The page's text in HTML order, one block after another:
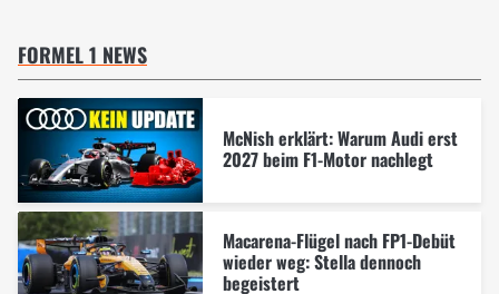
FORMEL 1 NEWS
McNish erklärt: Warum Audi erst
2027 beim F1-Motor nachlegt
Macarena-Flügel nach FP1-Debüt
wieder weg: Stella dennoch
begeistert